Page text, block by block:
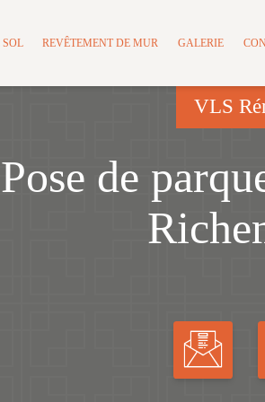
SOL REVÊTEMENT DE MUR GALERIE
VLS
Pose de